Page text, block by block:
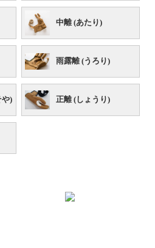
中離 (あたり)
雨露離 (うろり)
や) 正離 (しょうり)